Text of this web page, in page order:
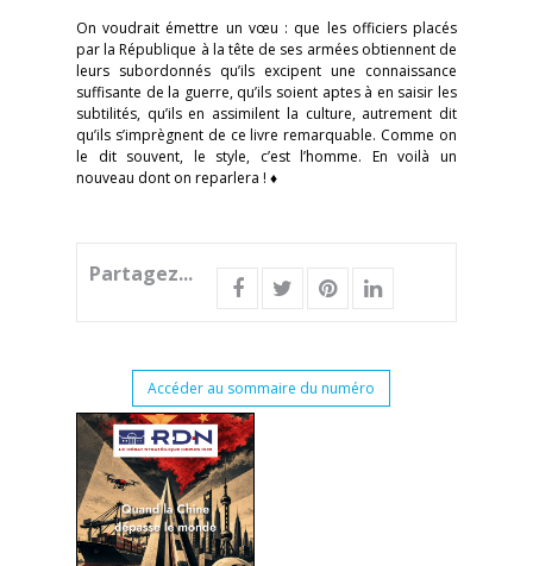
On voudrait émettre un vœu : que les officiers placés
par la République à la tête de ses armées obtiennent de
leurs subordonnés qu’ils excipent une connaissance
suffisante de la guerre, qu’ils soient aptes à en saisir les
subtilités, qu’ils en assimilent la culture, autrement dit
qu’ils s’imprègnent de ce livre remarquable. Comme on
le dit souvent, le style, c’est l’homme. En voilà un
nouveau dont on reparlera ! ♦
Partagez...
Accéder au sommaire du numéro